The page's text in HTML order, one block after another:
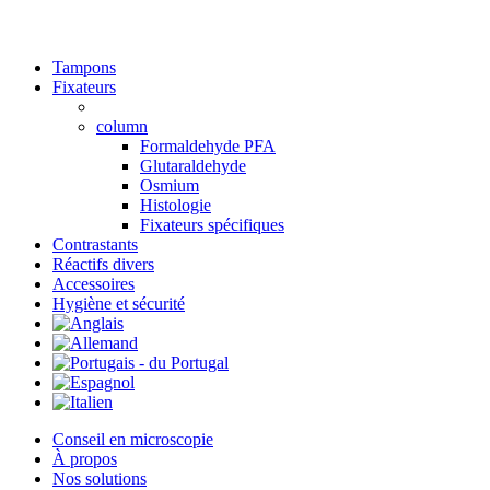
Close
Menu
Tampons
Fixateurs
column
Formaldehyde PFA
Glutaraldehyde
Osmium
Histologie
Fixateurs spécifiques
Contrastants
Réactifs divers
Accessoires
Hygiène et sécurité
Conseil en microscopie
À propos
Nos solutions